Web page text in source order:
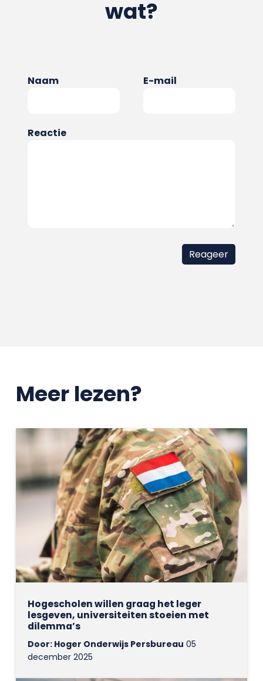
wat?
Naam E-mail
Reactie
Meer lezen?
Hogescholen willen graag het leger
lesgeven, universiteiten stoeien met
dilemma’s
Door: Hoger Onderwijs Persbureau 05
december 2025